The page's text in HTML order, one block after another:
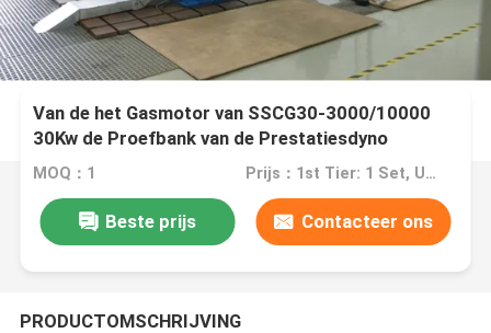
Van de het Gasmotor van SSCG30-3000/10000
30Kw de Proefbank van de Prestatiesdyno
MOQ：1 Prijs：1st Tier: 1 Set, Unit Price USD 3.00 2nd Tier: 2-5 Sets, Unit Price USD 2.00 3rd Tier: Over 5 Sets, Unit Price USD 1.00
Beste prijs Contacteer ons
PRODUCTOMSCHRIJVING